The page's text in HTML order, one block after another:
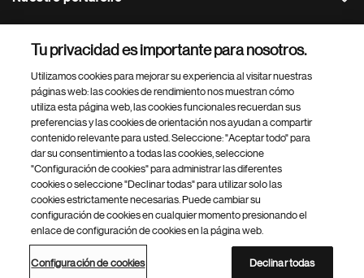
Footer Site Search
inferior
del
© 2026 Novartis AG
Política de privacidad Términos de uso
Accesibilidad
Configuración de cookies
Mapa del sitio
Tu privacidad es importante para nosotros.
Utilizamos cookies para mejorar su experiencia al visitar nuestras
páginas web: las cookies de rendimiento nos muestran cómo
utiliza esta página web, las cookies funcionales recuerdan sus
preferencias y las cookies de orientación nos ayudan a compartir
contenido relevante para usted. Seleccione: "Aceptar todo" para
dar su consentimiento a todas las cookies, seleccione
"Configuración de cookies" para administrar las diferentes
cookies o seleccione "Declinar todas" para utilizar solo las
cookies estrictamente necesarias. Puede cambiar su
configuración de cookies en cualquier momento presionando el
enlace de configuración de cookies en la página web.
Configuración de cookies Declinar todas